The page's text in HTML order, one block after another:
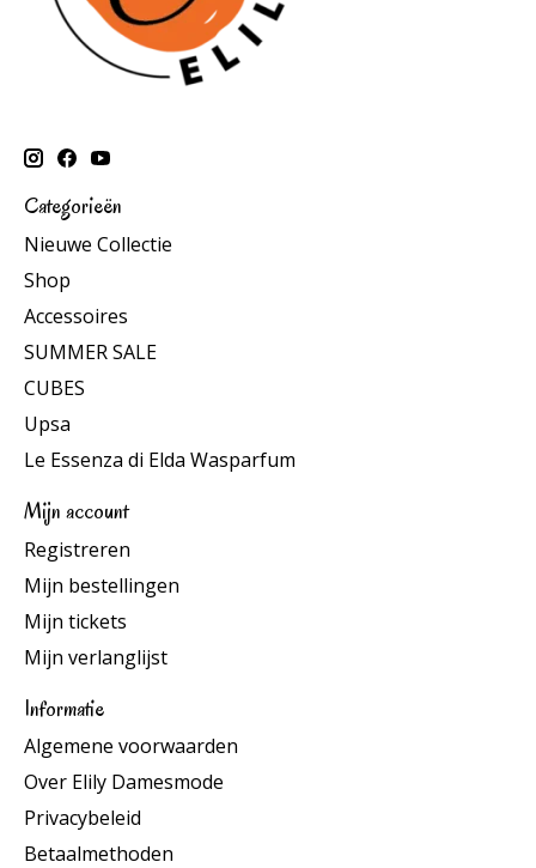
Categorieën
Nieuwe Collectie
Shop
Accessoires
SUMMER SALE
CUBES
Upsa
Le Essenza di Elda Wasparfum
Mijn account
Registreren
Mijn bestellingen
Mijn tickets
Mijn verlanglijst
Informatie
Algemene voorwaarden
Over Elily Damesmode
Privacybeleid
Betaalmethoden